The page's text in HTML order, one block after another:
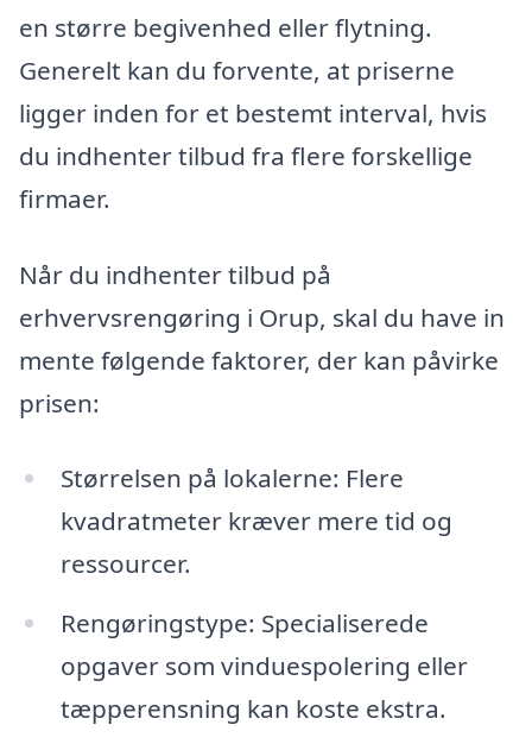
en større begivenhed eller flytning.
Generelt kan du forvente, at priserne
ligger inden for et bestemt interval, hvis
du indhenter tilbud fra flere forskellige
firmaer.
Når du indhenter tilbud på
erhvervsrengøring i Orup, skal du have in
mente følgende faktorer, der kan påvirke
prisen:
Størrelsen på lokalerne: Flere
kvadratmeter kræver mere tid og
ressourcer.
Rengøringstype: Specialiserede
opgaver som vinduespolering eller
tæpperensning kan koste ekstra.